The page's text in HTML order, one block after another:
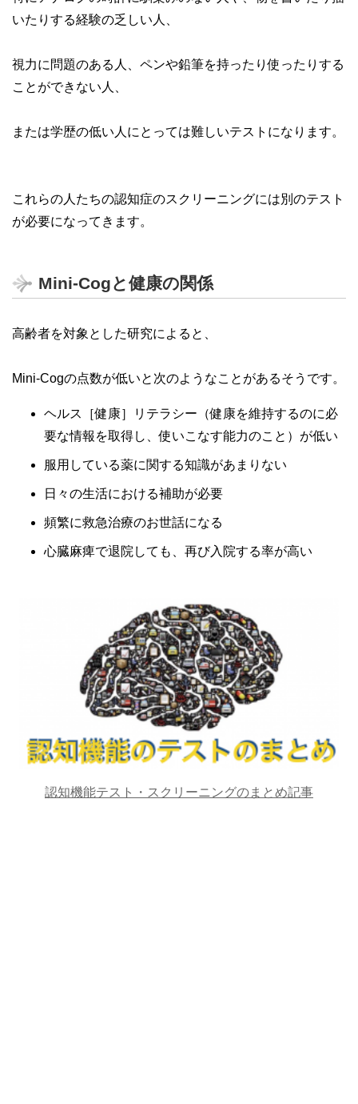
いたりする経験の乏しい人、
視力に問題のある人、ペンや鉛筆を持ったり使ったりする
ことができない人、
または学歴の低い人にとっては難しいテストになります。
これらの人たちの認知症のスクリーニングには別のテスト
が必要になってきます。
Mini-Cogと健康の関係
高齢者を対象とした研究によると、
Mini-Cogの点数が低いと次のようなことがあるそうです。
ヘルス［健康］リテラシー（健康を維持するのに必
要な情報を取得し、使いこなす能力のこと）が低い
服用している薬に関する知識があまりない
日々の生活における補助が必要
頻繁に救急治療のお世話になる
心臓麻痺で退院しても、再び入院する率が高い
認知機能テスト・スクリーニングのまとめ記事